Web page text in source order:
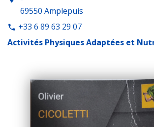
69550 Amplepuis
phone +33 6 89 63 29 07
Activités Physiques Adaptées et